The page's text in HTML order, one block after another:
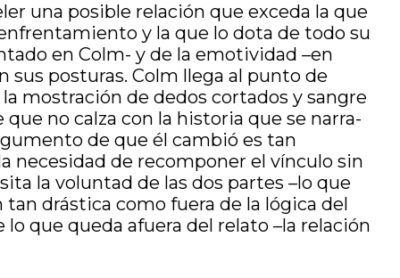
una posible relación que exceda la que
y la que lo dota de todo su
en Colm- y de la emotividad –en
sus posturas. Colm llega al punto de
mostración de dedos cortados y sangre
no calza con la historia que se narra-
de que él cambió es tan
necesidad de recomponer el vínculo sin
la voluntad de las dos partes –lo que
drástica como fuera de la lógica del
que queda afuera del relato –la relación